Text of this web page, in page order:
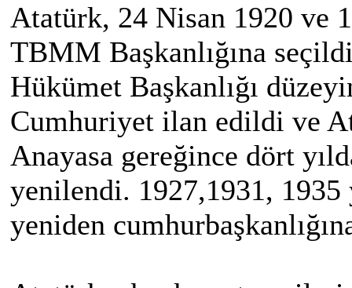
Atatürk, 24 Nisan 1920 ve
TBMM Başkanlığına
Hükümet Başkanlığı
Cumhuriyet ilan edildi ve
Anayasa gereğince dört
yenilendi. 1927,1931,
yeniden